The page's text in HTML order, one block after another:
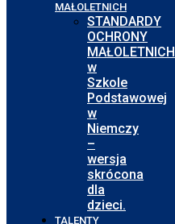
MAŁOLETNICH
STANDARDY
OCHRONY
MAŁOLETNICH
w
Szkole
Podstawowej
w
Niemczy
–
wersja
skrócona
dla
dzieci.
TALENTY